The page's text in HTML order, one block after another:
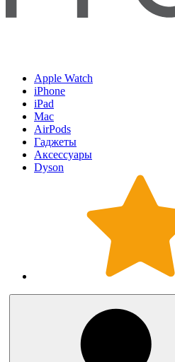
Apple Watch
iPhone
iPad
Mac
AirPods
Гаджеты
Аксессуары
Dyson